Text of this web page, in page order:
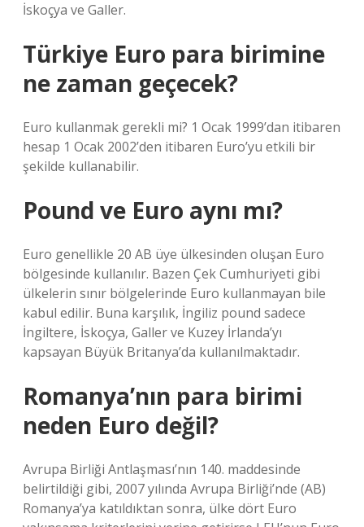
İskoçya ve Galler.
Türkiye Euro para birimine
ne zaman geçecek?
Euro kullanmak gerekli mi? 1 Ocak 1999’dan itibaren
hesap 1 Ocak 2002’den itibaren Euro’yu etkili bir
şekilde kullanabilir.
Pound ve Euro aynı mı?
Euro genellikle 20 AB üye ülkesinden oluşan Euro
bölgesinde kullanılır. Bazen Çek Cumhuriyeti gibi
ülkelerin sınır bölgelerinde Euro kullanmayan bile
kabul edilir. Buna karşılık, İngiliz pound sadece
İngiltere, İskoçya, Galler ve Kuzey İrlanda’yı
kapsayan Büyük Britanya’da kullanılmaktadır.
Romanya’nın para birimi
neden Euro değil?
Avrupa Birliği Antlaşması’nın 140. maddesinde
belirtildiği gibi, 2007 yılında Avrupa Birliği’nde (AB)
Romanya’ya katıldıktan sonra, ülke dört Euro